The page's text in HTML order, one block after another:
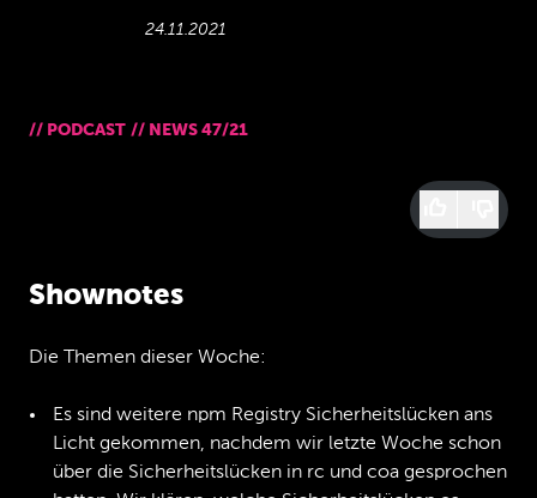
24.11.2021
// PODCAST // NEWS 47/21
Shownotes
Die Themen dieser Woche:
Es sind weitere npm Registry Sicherheitslücken ans
Licht gekommen, nachdem wir letzte Woche schon
über die Sicherheitslücken in rc und coa gesprochen